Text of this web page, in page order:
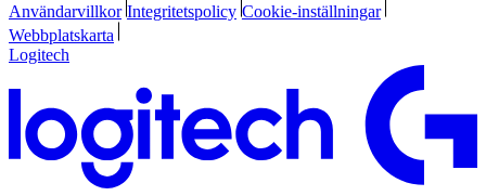
Användarvillkor Integritetspolicy Cookie-inställningar
Webbplatskarta
Logitech